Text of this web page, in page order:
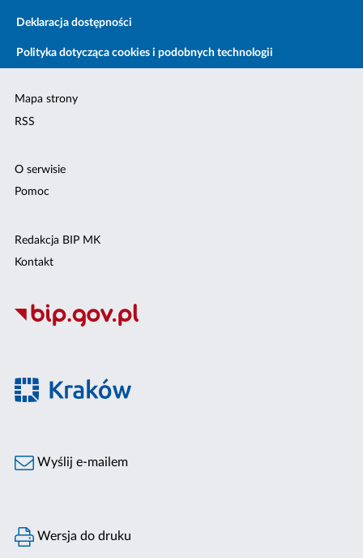
Deklaracja dostępności
Polityka dotycząca cookies i podobnych technologii
Mapa strony
RSS
O serwisie
Pomoc
Redakcja BIP MK
Kontakt
Wyślij e-mailem
Wersja do druku